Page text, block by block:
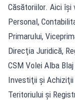
Căsătoriilor. Aici
Personal,
Primarului,
Direcţia Juridică,
CSM Volei Alba
Investiţii şi Achiziţii
Teritoriului şi